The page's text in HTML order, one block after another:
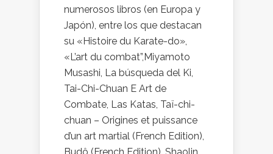
numerosos libros (en Europa y
Japón), entre los que destacan
su «Histoire du Karate-do»,
«L’art du combat”,Miyamoto
Musashi, La búsqueda del Ki,
Tai-Chi-Chuan E Art de
Combate, Las Katas, Taï-chi-
chuan – Origines et puissance
d’un art martial (French Edition),